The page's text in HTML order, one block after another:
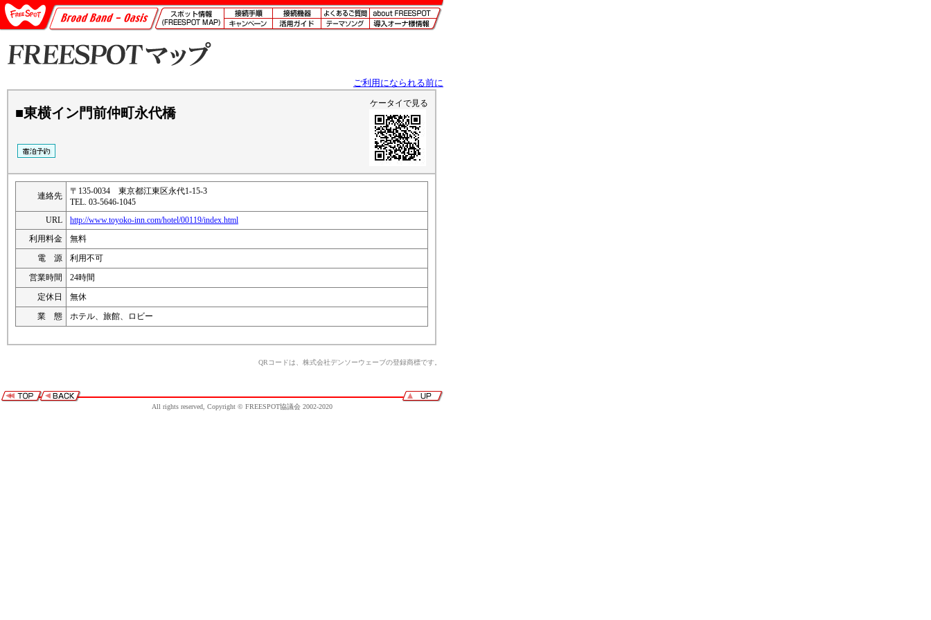
ご利用になられる前に
■東横イン門前仲町永代橋
ケータイで見る
連絡先
〒135-0034 東京都江東区永代1-15-3
TEL. 03-5646-1045
URL
http://www.toyoko-inn.com/hotel/00119/index.html
利用料金
無料
電 源
利用不可
営業時間
24時間
定休日
無休
業 態
ホテル、旅館、ロビー
QRコードは、株式会社デンソーウェーブの登録商標です。
All rights reserved, Copyright © FREESPOT協議会 2002-2020